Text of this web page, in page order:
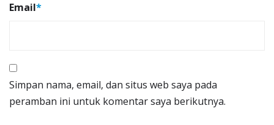
Email*
Simpan nama, email, dan situs web saya pada
peramban ini untuk komentar saya berikutnya.